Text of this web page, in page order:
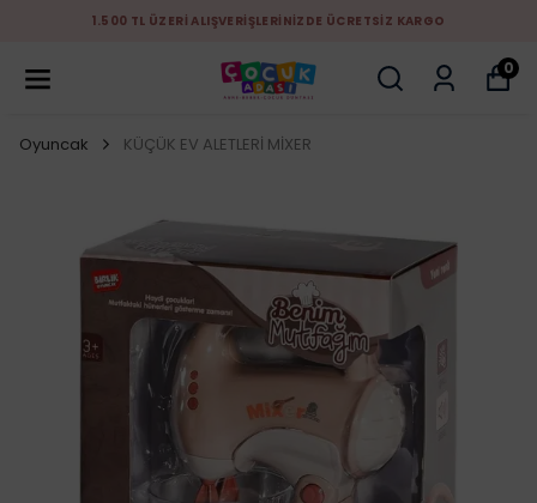
1.500 TL ÜZERİ ALIŞVERİŞLERİNİZDE ÜCRETSİZ KARGO
0
Oyuncak KÜÇÜK EV ALETLERİ MİXER